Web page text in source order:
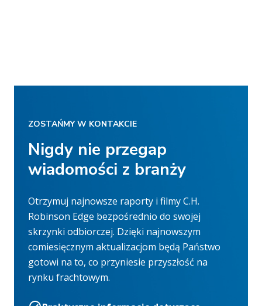
ZOSTAŃMY W KONTAKCIE
Nigdy nie przegap
wiadomości z branży
Otrzymuj najnowsze raporty i filmy C.H.
Robinson Edge bezpośrednio do swojej
skrzynki odbiorczej. Dzięki najnowszym
comiesięcznym aktualizacjom będą Państwo
gotowi na to, co przyniesie przyszłość na
rynku frachtowym.